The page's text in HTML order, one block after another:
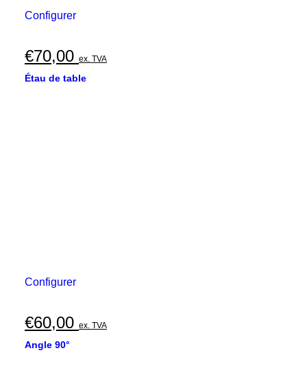
Configurer
€70,00 ex. TVA
Étau de table
Configurer
€60,00 ex. TVA
Angle 90°